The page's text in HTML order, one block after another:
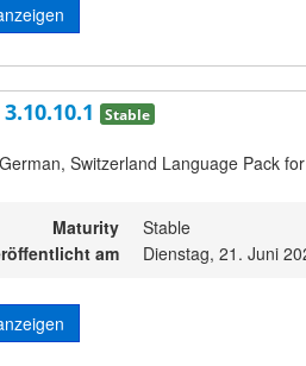
Stable
Switzerland Language Pack
Maturity
Stable
am
Dienstag, 21. Juni